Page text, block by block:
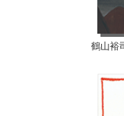
鶴山裕